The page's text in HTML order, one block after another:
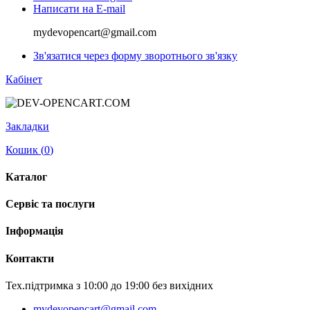
Написати на E-mail
mydevopencart@gmail.com
Зв'язатися через форму зворотнього зв'язку
Кабінет
Закладки
Кошик (0)
Каталог
Сервіс та послуги
Інформація
Контакти
Тех.підтримка з 10:00 до 19:00 без вихідних